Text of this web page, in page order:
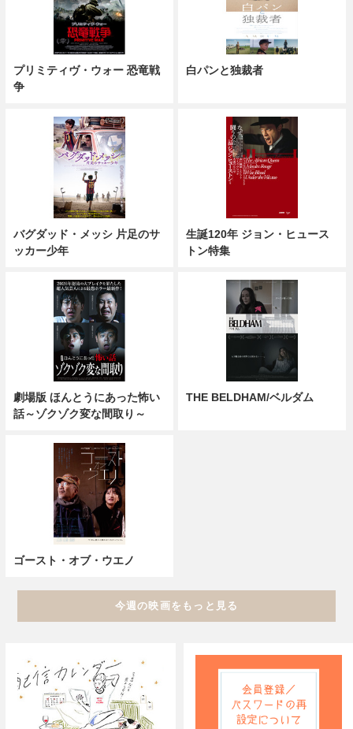
プリミティヴ・ウォー 恐竜戦
争
白パンと独裁者
バグダッド・メッシ 片足のサ
ッカー少年
生誕120年 ジョン・ヒュース
トン特集
劇場版 ほんとうにあった怖い
話～ゾクゾク変な間取り～
THE BELDHAM/ベルダム
ゴースト・オブ・ウエノ
今週の映画をもっと見る